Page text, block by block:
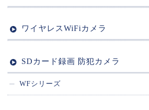
ワイヤレスWiFiカメラ
SDカード録画 防犯カメラ
WFシリーズ